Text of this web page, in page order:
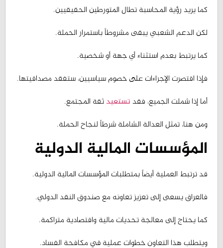
لكن الدعم الشعبي يبقى مشروطاً باستمرار الحملة.
كما يرتبط بعدم استثناء أي جهة أو شخصية.
فإذا اقتصرت الإجراءات على خصوم سياسيين، ستفقد مصداقيتها.
أما إذا شملت الجميع، فقدتستعيدثقة المجتمع.
ومن هنا، تمثل العدالة الشاملة شرطاً لنجاح الحملة.
المؤسسات المالية الدولية
قد ترتبط العملية أيضاً بمتطلبات المؤسسات المالية الدولية.
فالعراق يسعى إلى تعزيز تعاونه مع صندوق النقد الدولي.
كما يحتاج إلى معالجة تحديات مالية واقتصادية متراكمة.
ويتطلب هذا التعاون خطوات عملية في مكافحة الفساد.